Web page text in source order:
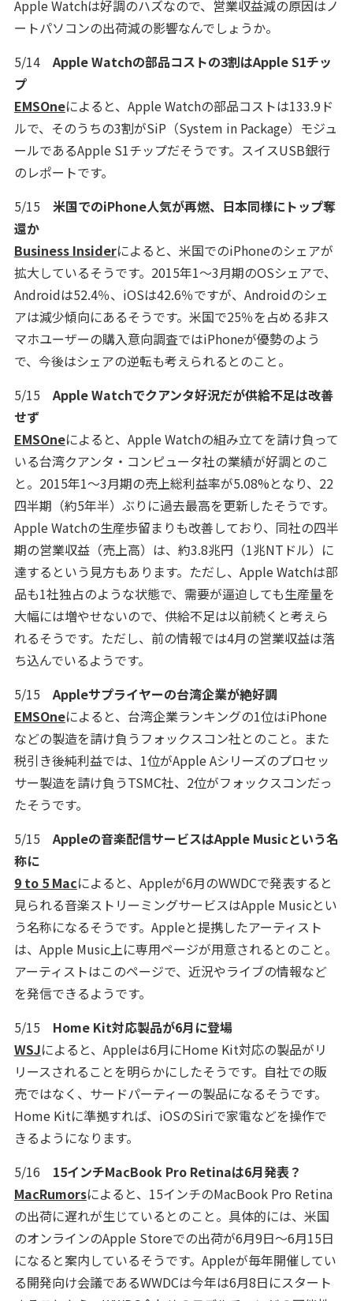
Apple Watchは好調のハズなので、営業収益減の原因はノ
ートパソコンの出荷減の影響なんでしょうか。
5/14Apple Watchの部品コストの3割はApple S1チッ
プ
EMSOneによると、Apple Watchの部品コストは133.9ド
ルで、そのうちの3割がSiP（System in Package）モジュ
ールであるApple S1チップだそうです。スイスUSB銀行
のレポートです。
5/15 米国でのiPhone人気が再燃、日本同様にトップ奪
還か
Business Insiderによると、米国でのiPhoneのシェアが
拡大しているそうです。2015年1～3月期のOSシェアで、
Androidは52.4％、iOSは42.6％ですが、Androidのシェ
アは減少傾向にあるそうです。米国で25％を占める非ス
マホユーザーの購入意向調査ではiPhoneが優勢のよう
で、今後はシェアの逆転も考えられるとのこと。
5/15Apple Watchでクアンタ好況だが供給不足は改善
せず
EMSOneによると、Apple Watchの組み立てを請け負って
いる台湾クアンタ・コンピュータ社の業績が好調とのこ
と。2015年1～3月期の売上総利益率が5.08%となり、22
四半期（約5年半）ぶりに過去最高を更新したそうです。
Apple Watchの生産歩留まりも改善しており、同社の四半
期の営業収益（売上高）は、約3.8兆円（1兆NTドル）に
達するという見方もあります。ただし、Apple Watchは部
品も1社独占のような状態で、需要が逼迫しても生産量を
大幅には増やせないので、供給不足は以前続くと考えら
れるそうです。ただし、前の情報では4月の営業収益は落
ち込んでいるようです。
5/15Appleサプライヤーの台湾企業が絶好調
EMSOneによると、台湾企業ランキングの1位はiPhone
などの製造を請け負うフォックスコン社とのこと。また
税引き後純利益では、1位がApple Aシリーズのプロセッ
サー製造を請け負うTSMC社、2位がフォックスコンだっ
たそうです。
5/15Appleの音楽配信サービスはApple Musicという名
称に
9 to 5 Macによると、Appleが6月のWWDCで発表すると
見られる音楽ストリーミングサービスはApple Musicとい
う名称になるそうです。Appleと提携したアーティスト
は、Apple Music上に専用ページが用意されるとのこと。
アーティストはこのページで、近況やライブの情報など
を発信できるようです。
5/15 Home Kit対応製品が6月に登場
WSJによると、Appleは6月にHome Kit対応の製品がリ
リースされることを明らかにしたそうです。自社での販
売ではなく、サードパーティーの製品になるそうです。
Home Kitに準拠すれば、iOSのSiriで家電などを操作で
きるようになります。
5/16 15インチMacBook Pro Retinaは6月発表？
MacRumorsによると、15インチのMacBook Pro Retina
の出荷に遅れが生じているとのこと。具体的には、米国
のオンラインのApple Storeでの出荷が6月9日～6月15日
になると案内しているそうです。Appleが毎年開催してい
る開発向け会議であるWWDCは今年は6月8日にスタート